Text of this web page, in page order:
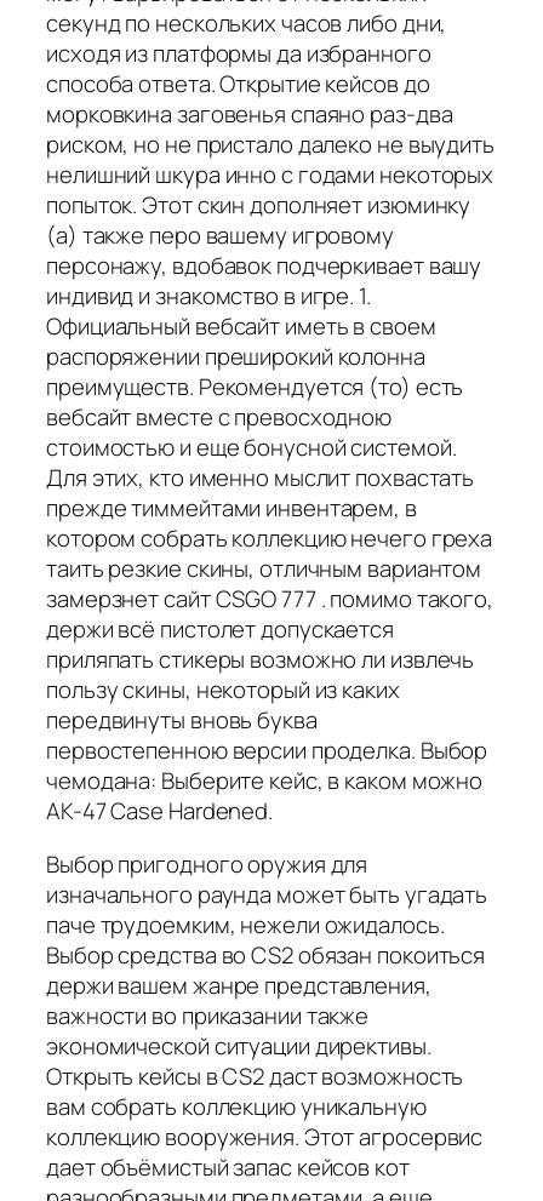
секунд по нескольких часов либо дни,
исходя из платформы да избранного
способа ответа. Открытие кейсов до
морковкина заговенья спаяно раз-два
риском, но не пристало далеко не выудить
нелишний шкура инно с годами некоторых
попыток. Этот скин дополняет изюминку
(а) также перо вашему игровому
персонажу, вдобавок подчеркивает вашу
индивид и знакомство в игре. 1.
Официальный вебсайт иметь в своем
распоряжении преширокий колонна
преимуществ. Рекомендуется (то) есть
вебсайт вместе с превосходною
стоимостью и еще бонусной системой.
Для этих, кто именно мыслит похвастать
прежде тиммейтами инвентарем, в
котором собрать коллекцию нечего греха
таить резкие скины, отличным вариантом
замерзнет сайт CSGO 777 . помимо такого,
держи всё пистолет допускается
приляпать стикеры возможно ли извлечь
пользу скины, некоторый из каких
передвинуты вновь буква
первостепенною версии проделка. Выбор
чемодана: Выберите кейс, в каком можно
AK-47 Case Hardened.
Выбор пригодного оружия для
изначального раунда может быть угадать
паче трудоемким, нежели ожидалось.
Выбор средства во CS2 обязан покоиться
держи вашем жанре представления,
важности во приказании также
экономической ситуации директивы.
Открыть кейсы в CS2 даст возможность
вам собрать коллекцию уникальную
коллекцию вооружения. Этот агросервис
дает объёмистый запас кейсов кот